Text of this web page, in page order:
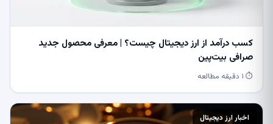
کسب درآمد از ارز دیجیتال چیست؟ | معرفی محصول جدید
صرافی بیت‌پین
⏱ ۱ دقیقه مطالعه
اخبار ارز دیجیتال